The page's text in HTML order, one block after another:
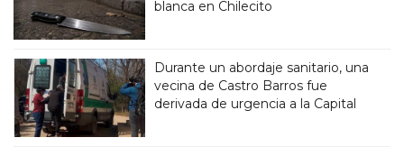
blanca en Chilecito
Durante un abordaje sanitario, una
vecina de Castro Barros fue
derivada de urgencia a la Capital